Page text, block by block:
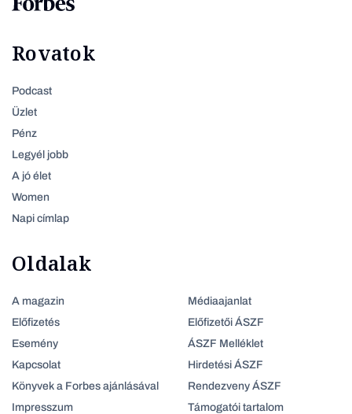
Rovatok
Podcast
Üzlet
Pénz
Legyél jobb
A jó élet
Women
Napi címlap
Oldalak
A magazin
Előfizetés
Esemény
Kapcsolat
Könyvek a Forbes ajánlásával
Impresszum
Médiaajanlat
Előfizetői ÁSZF
ÁSZF Melléklet
Hirdetési ÁSZF
Rendezveny ÁSZF
Támogatói tartalom